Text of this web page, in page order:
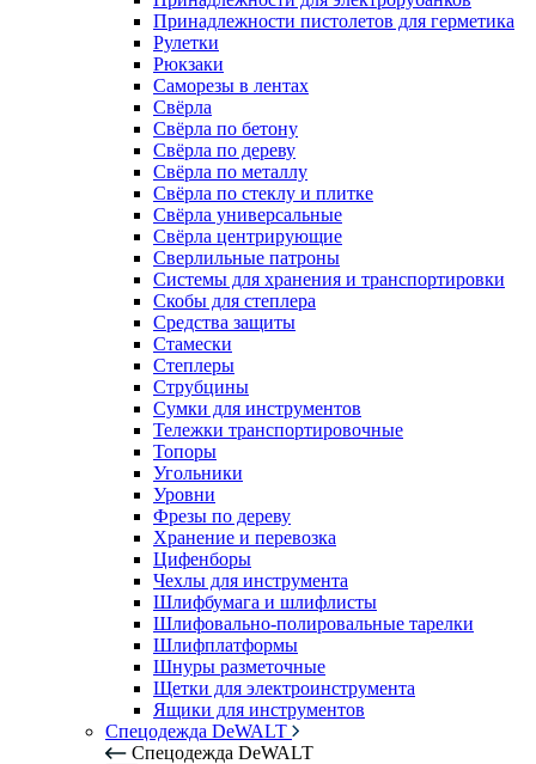
Принадлежности пистолетов для герметика
Рулетки
Рюкзаки
Саморезы в лентах
Свёрла
Свёрла по бетону
Свёрла по дереву
Свёрла по металлу
Свёрла по стеклу и плитке
Свёрла универсальные
Свёрла центрирующие
Сверлильные патроны
Системы для хранения и транспортировки
Скобы для степлера
Средства защиты
Стамески
Степлеры
Струбцины
Сумки для инструментов
Тележки транспортировочные
Топоры
Угольники
Уровни
Фрезы по дереву
Хранение и перевозка
Цифенборы
Чехлы для инструмента
Шлифбумага и шлифлисты
Шлифовально-полировальные тарелки
Шлифплатформы
Шнуры разметочные
Щетки для электроинструмента
Ящики для инструментов
Спецодежда DeWALT
Спецодежда DeWALT